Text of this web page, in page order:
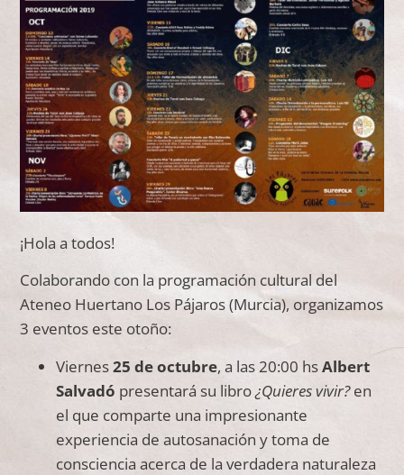
¡Hola a todos!
Colaborando con la programación cultural del
Ateneo Huertano Los Pájaros (Murcia), organizamos
3 eventos este otoño:
Viernes25 de octubre, a las 20:00 hsAlbert
Salvadó presentará su libro¿Quieres vivir?en
el que comparte una impresionante
experiencia de autosanación y toma de
consciencia acerca de la verdadera naturaleza